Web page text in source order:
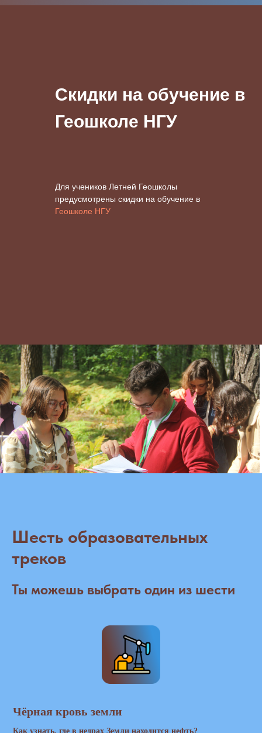
Для учеников Летней Геошколы
предусмотрены скидки на обучение в
Геошколе НГУ
Скидки на обучение в
Геошколе НГУ
Шесть образовательных
треков
Ты можешь выбрать один из шести
Чёрная кровь земли
Как узнать, где в недрах Земли находится нефть?